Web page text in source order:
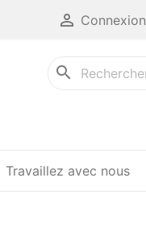
 Connexion
search
Travaillez avec nous